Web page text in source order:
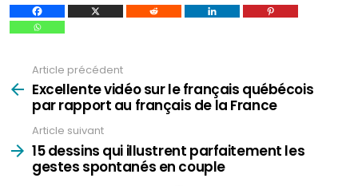
plus
Article précédent
Excellente vidéo sur le français québécois
par rapport au français de la France
Article suivant
15 dessins qui illustrent parfaitement les
gestes spontanés en couple